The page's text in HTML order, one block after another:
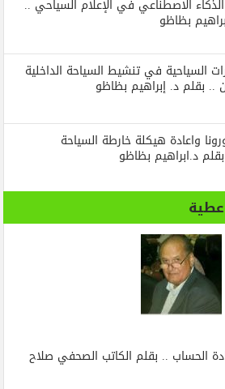
الاصطناعي في الإعلام السياحي ..
بظاظو
السياحية في تنشيط السياحة الداخلية
.. بقلم د. إبراهيم بظاظو
واعادة هيكلة خارطة السياحة
د.ابراهيم بظاظو
الحساب .. بقلم الكاتب الصحفي صلاح